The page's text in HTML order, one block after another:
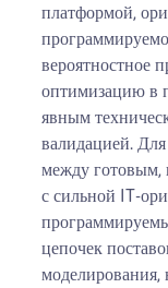
платформой,
вероятностное
оптимизацию в
явным
валидацией.
между
с сильной IT-
цепочек
моделирования,